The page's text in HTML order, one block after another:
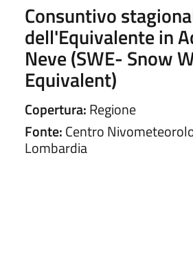
Consuntivo
dell'Equivalente in
Neve (SWE- Snow
Equivalent)
Copertura:Regione
Fonte:Centro
Lombardia